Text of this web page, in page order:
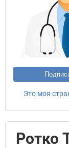
Это моя
Ротко